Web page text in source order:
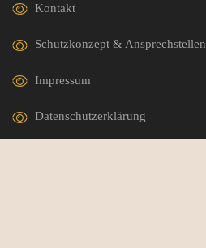
Kontakt
Schutzkonzept & Ansprechstellen
Impressum
Datenschutzerklärung